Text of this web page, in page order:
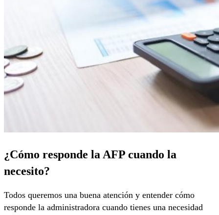
¿Cómo responde la AFP cuando la
necesito?
Todos queremos una buena atención y entender cómo
responde la administradora cuando tienes una necesidad